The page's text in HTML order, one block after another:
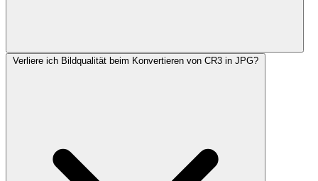
Verliere ich Bildqualität beim Konvertieren von CR3 in JPG?